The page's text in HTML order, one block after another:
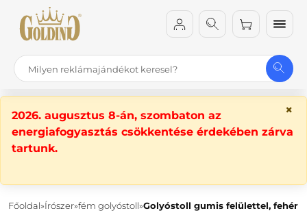
×
2026. augusztus 8-án, szombaton az
energiafogyasztás csökkentése érdekében zárva
tartunk.
Főoldal Írószer fém golyóstoll Golyóstoll gumis felülettel, fehér